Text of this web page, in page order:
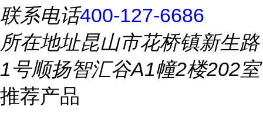
联系电话400-127-6686
所在地址昆山市花桥镇新生路
1号顺扬智汇谷A1幢2楼202室
推荐产品